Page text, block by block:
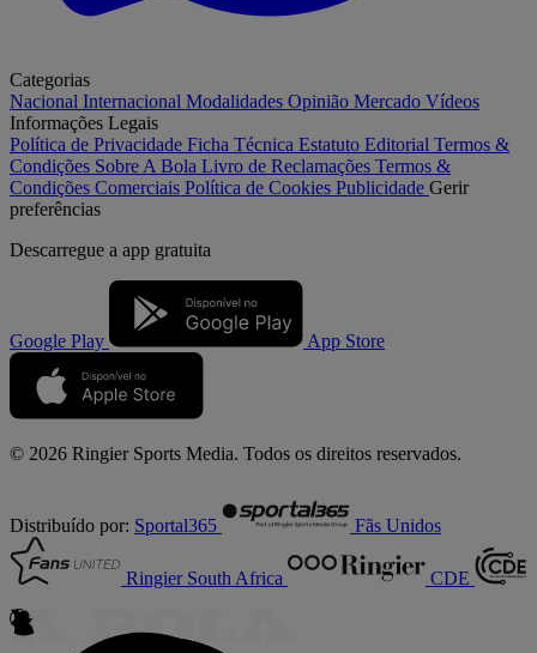
Categorias
Nacional Internacional Modalidades Opinião Mercado Vídeos
Informações Legais
Política de Privacidade Ficha Técnica Estatuto Editorial Termos &
Condições Sobre A Bola Livro de Reclamações Termos &
Condições Comerciais Política de Cookies Publicidade Gerir
preferências
Descarregue a app gratuita
Google Play App Store
© 2026 Ringier Sports Media. Todos os direitos reservados.
Distribuído por: Sportal365 Fãs Unidos
Ringier South Africa CDE